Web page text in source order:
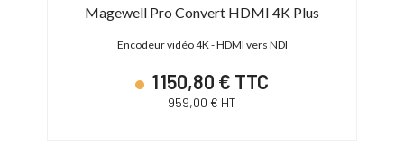
Magewell Pro Convert HDMI 4K Plus
Encodeur vidéo 4K - HDMI vers NDI
1 150,80 € TTC
959,00 € HT